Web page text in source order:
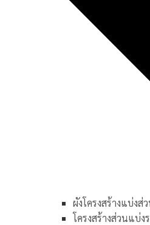
ผังโครงสร้างแบ่งส่
โครงสร้างส่วนแบ่